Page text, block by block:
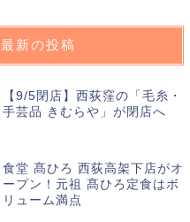
最新の投稿
【9/5閉店】西荻窪の「毛糸・
手芸品 きむらや」が閉店へ
食堂 髙ひろ 西荻高架下店がオ
ープン！元祖 髙ひろ定食はボ
リューム満点